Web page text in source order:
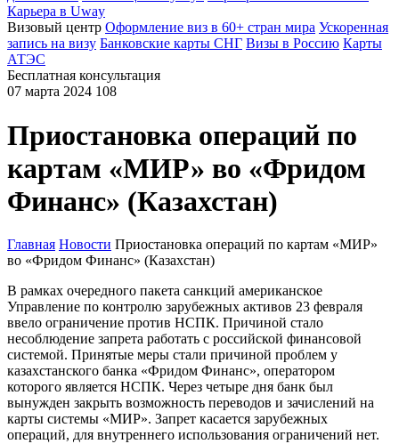
Карьера в Uway
Визовый центр Оформление виз в 60+ стран мира Ускоренная
запись на визу Банковские карты СНГ Визы в Россию Карты
АТЭС
Бесплатная консультация
07 марта 2024 108
Приостановка операций по
картам «МИР» во «Фридом
Финанс» (Казахстан)
Главная Новости Приостановка операций по картам «МИР»
во «Фридом Финанс» (Казахстан)
В рамках очередного пакета санкций американское
Управление по контролю зарубежных активов 23 февраля
ввело ограничение против НСПК. Причиной стало
несоблюдение запрета работать с российской финансовой
системой. Принятые меры стали причиной проблем у
казахстанского банка «Фридом Финанс», оператором
которого является НСПК. Через четыре дня банк был
вынужден закрыть возможность переводов и зачислений на
карты системы «МИР». Запрет касается зарубежных
операций, для внутреннего использования ограничений нет.